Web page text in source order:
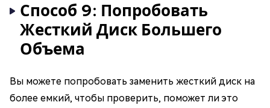
Способ 9: Попробовать
Жесткий Диск Большего
Объема
Вы можете попробовать заменить жесткий диск на
более емкий, чтобы проверить, поможет ли это